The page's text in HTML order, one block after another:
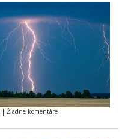
| Žiadne komentáre